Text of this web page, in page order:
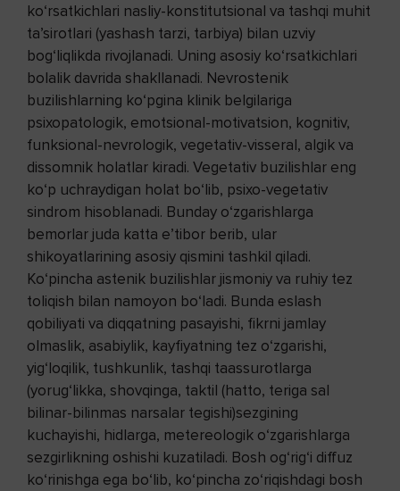
ko‘rsatkichlari nasliy-konstitutsional va tashqi muhit
ta’sirotlari (yashash tarzi, tarbiya) bilan uzviy
bog‘liqlikda rivojlanadi. Uning asosiy ko‘rsatkichlari
bolalik davrida shakllanadi. Nevrostenik
buzilishlarning ko‘pgina klinik belgilariga
psixopatologik, emotsional-motivatsion, kognitiv,
funksional-nevrologik, vegetativ-visseral, algik va
dissomnik holatlar kiradi. Vegetativ buzilishlar eng
ko‘p uchraydigan holat bo‘lib, psixo-vegetativ
sindrom hisoblanadi. Bunday o‘zgarishlarga
bemorlar juda katta e’tibor berib, ular
shikoyatlarining asosiy qismini tashkil qiladi.
Ko‘pincha astenik buzilishlar jismoniy va ruhiy tez
toliqish bilan namoyon bo‘ladi. Bunda eslash
qobiliyati va diqqatning pasayishi, fikrni jamlay
olmaslik, asabiylik, kayfiyatning tez o‘zgarishi,
yig‘loqilik, tushkunlik, tashqi taassurotlarga
(yorug‘likka, shovqinga, taktil (hatto, teriga sal
bilinar-bilinmas narsalar tegishi)sezgining
kuchayishi, hidlarga, metereologik o‘zgarishlarga
sezgirlikning oshishi kuzatiladi. Bosh og‘rig‘i diffuz
ko‘rinishga ega bo‘lib, ko‘pincha zo‘riqishdagi bosh